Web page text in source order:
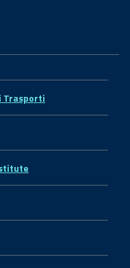
Trasporti